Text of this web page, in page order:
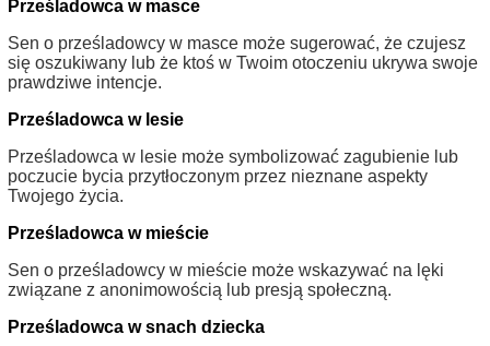
Prześladowca w masce
Sen o prześladowcy w masce może sugerować, że czujesz
się oszukiwany lub że ktoś w Twoim otoczeniu ukrywa swoje
prawdziwe intencje.
Prześladowca w lesie
Prześladowca w lesie może symbolizować zagubienie lub
poczucie bycia przytłoczonym przez nieznane aspekty
Twojego życia.
Prześladowca w mieście
Sen o prześladowcy w mieście może wskazywać na lęki
związane z anonimowością lub presją społeczną.
Prześladowca w snach dziecka